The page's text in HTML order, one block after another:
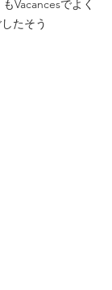
Vacancesでよく
たそう